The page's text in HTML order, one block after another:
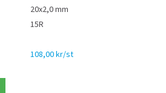
20x2,0 mm
15R
108,00 kr/st